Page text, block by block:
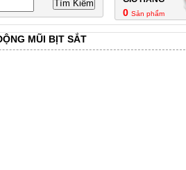
0 Sản phẩm
MŨI BỊT SẮT